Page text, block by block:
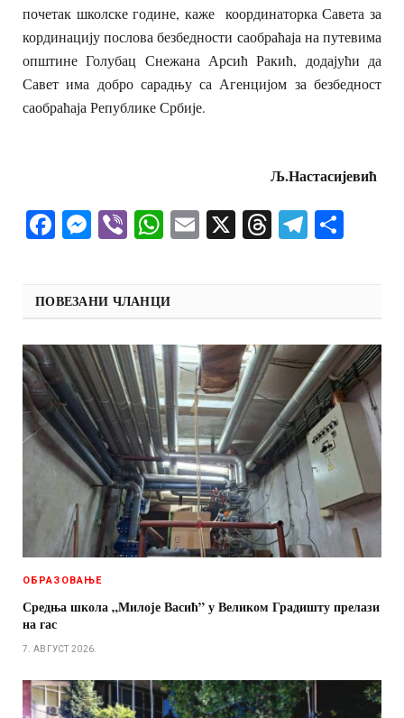
почетак школске године, каже координаторка Савета за
кординацију послова безбедности саобраћаја на путевима
општине Голубац Снежана Арсић Ракић, додајући да
Савет има добро сарадњу са Агенцијом за безбедност
саобраћаја Републике Србије.
Љ.Настасијевић
Facebook
Messenger
ViberWhatsApp
Email
X Threads
ПОВЕЗАНИ ЧЛАНЦИ
ОБРАЗОВАЊЕ
Средња школа „Милоје Васић” у Великом Градишту прелази
на гас
7. АВГУСТ 2026.